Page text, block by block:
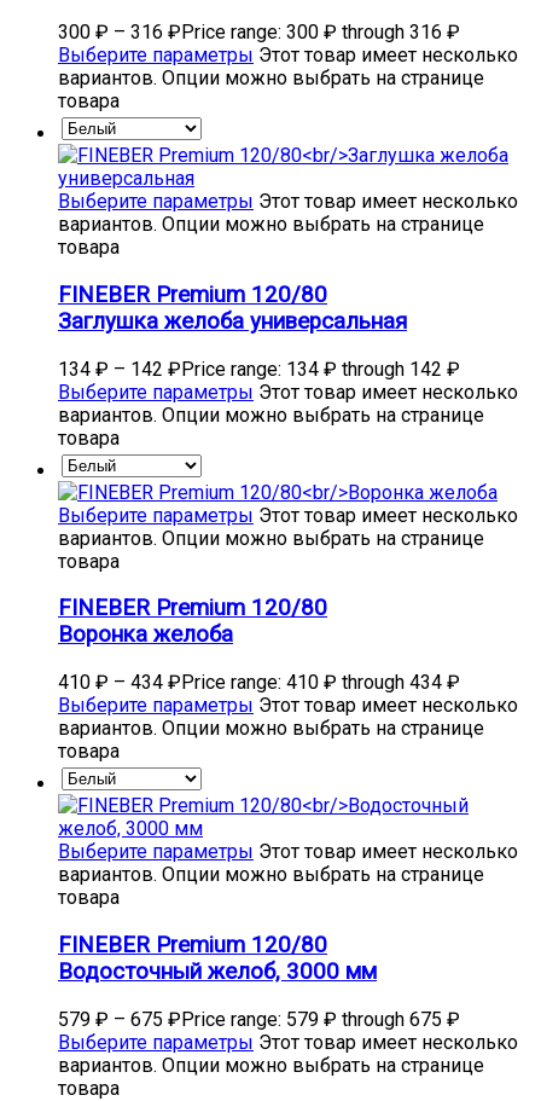
300 ₽ – 316 ₽ Price range: 300 ₽ through 316 ₽
Выберите параметры Этот товар имеет несколько
вариантов. Опции можно выбрать на странице
товара
Выберите параметры Этот товар имеет несколько
вариантов. Опции можно выбрать на странице
товара
FINEBER Premium 120/80
Заглушка желоба универсальная
134 ₽ – 142 ₽Price range: 134 ₽ through 142 ₽
Выберите параметры Этот товар имеет несколько
вариантов. Опции можно выбрать на странице
товара
Выберите параметры Этот товар имеет несколько
вариантов. Опции можно выбрать на странице
товара
FINEBER Premium 120/80
Воронка желоба
410 ₽ – 434 ₽Price range: 410 ₽ through 434 ₽
Выберите параметры Этот товар имеет несколько
вариантов. Опции можно выбрать на странице
товара
Выберите параметры Этот товар имеет несколько
вариантов. Опции можно выбрать на странице
товара
FINEBER Premium 120/80
Водосточный желоб, 3000 мм
579 ₽ – 675 ₽Price range: 579 ₽ through 675 ₽
Выберите параметры Этот товар имеет несколько
вариантов. Опции можно выбрать на странице
товара